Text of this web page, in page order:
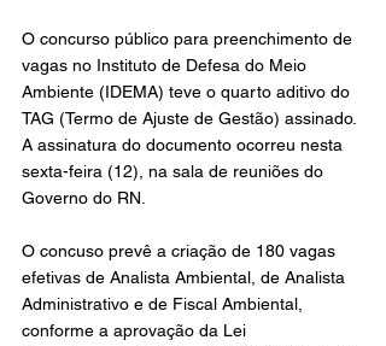
O concurso público para preenchimento de
vagas no Instituto de Defesa do Meio
Ambiente (IDEMA) teve o quarto aditivo do
TAG (Termo de Ajuste de Gestão) assinado.
A assinatura do documento ocorreu nesta
sexta-feira (12), na sala de reuniões do
Governo do RN.
O concuso prevê a criação de 180 vagas
efetivas de Analista Ambiental, de Analista
Administrativo e de Fiscal Ambiental,
conforme a aprovação da Lei